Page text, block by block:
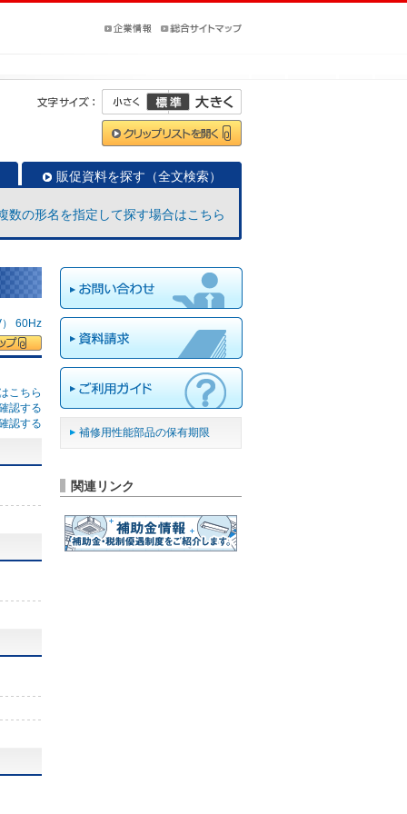
販促資料を探す（全文検索）
数の形名を指定して探す場合はこちら
60Hz
こちら
認する
認する
補修用性能部品の保有期限
関連リンク